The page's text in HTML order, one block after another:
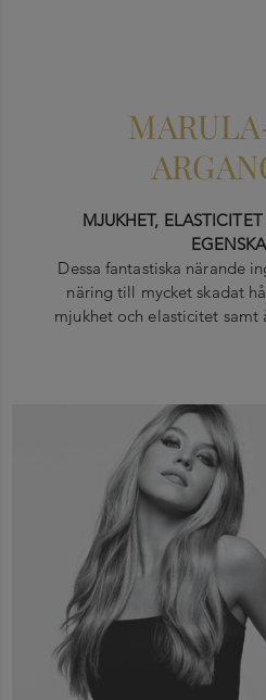
MJUKHET,
Dessa fantastiska närande
näring till mycket skadat
mjukhet och elasticitet samt